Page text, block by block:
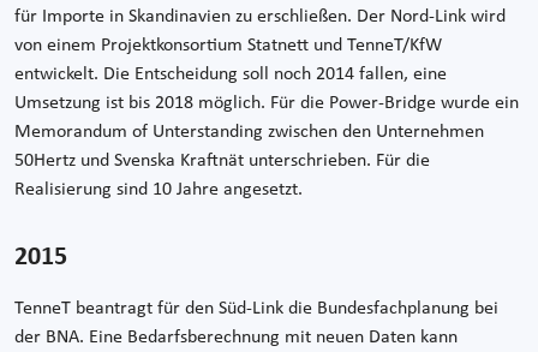
für Importe in Skandinavien zu erschließen. Der Nord-Link wird
von einem Projektkonsortium Statnett und TenneT/KfW
entwickelt. Die Entscheidung soll noch 2014 fallen, eine
Umsetzung ist bis 2018 möglich. Für die Power-Bridge wurde ein
Memorandum of Unterstanding zwischen den Unternehmen
50Hertz und Svenska Kraftnät unterschrieben. Für die
Realisierung sind 10 Jahre angesetzt.
2015
TenneT beantragt für den Süd-Link die Bundesfachplanung bei
der BNA. Eine Bedarfsberechnung mit neuen Daten kann